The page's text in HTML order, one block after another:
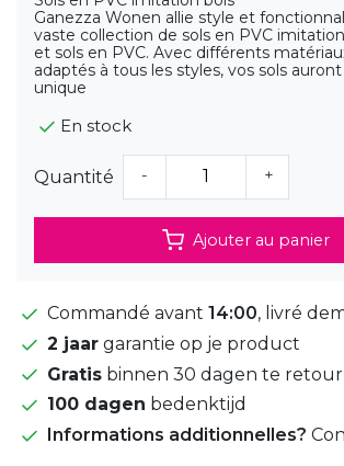
Ganezza Wonen allie style et
vaste collection de sols en PVC
et sols en PVC. Avec différents
adaptés à tous les styles, vos sols
unique
En stock
Quantité - +
Ajouter au panier
Commandé avant 14:00, livré
2 jaar garantie op je product
Gratis binnen 30 dagen te
100 dagen bedenktijd
Informations additionnelles?